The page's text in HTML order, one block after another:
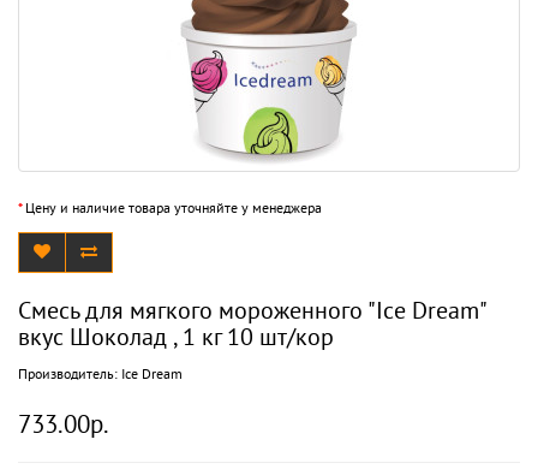
*Цену и наличие товара уточняйте у менеджера
Смесь для мягкого мороженного "Ice Dream"
вкус Шоколад , 1 кг 10 шт/кор
Производитель: Ice Dream
733.00р.